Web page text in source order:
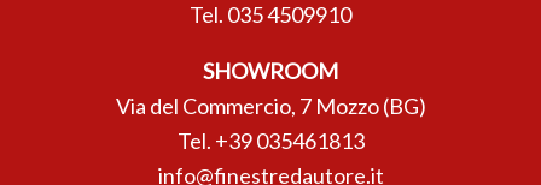
Tel. 035 4509910
SHOWROOM
Via del Commercio, 7 Mozzo (BG)
Tel. +39 035461813
info@finestredautore.it